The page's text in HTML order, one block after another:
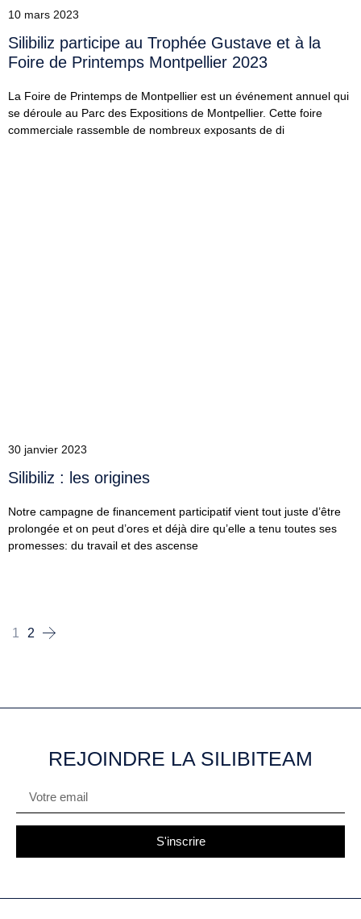
10 mars 2023
Silibiliz participe au Trophée Gustave et à la
Foire de Printemps Montpellier 2023
La Foire de Printemps de Montpellier est un événement annuel qui
se déroule au Parc des Expositions de Montpellier. Cette foire
commerciale rassemble de nombreux exposants de di
30 janvier 2023
Silibiliz : les origines
Notre campagne de financement participatif vient tout juste d’être
prolongée et on peut d’ores et déjà dire qu’elle a tenu toutes ses
promesses: du travail et des ascense
1 2
REJOINDRE LA SILIBITEAM
S'inscrire